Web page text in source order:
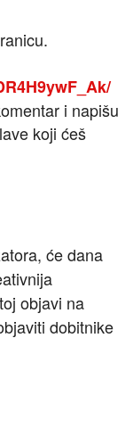
i napišu
koji ćeš
će dana
objavi na
dobitnike